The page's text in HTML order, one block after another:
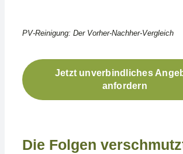
Die Folgen
PV-Reinigung: Der Vorher-Nachher-Vergleich
Jetzt unverbindliches
anfordern